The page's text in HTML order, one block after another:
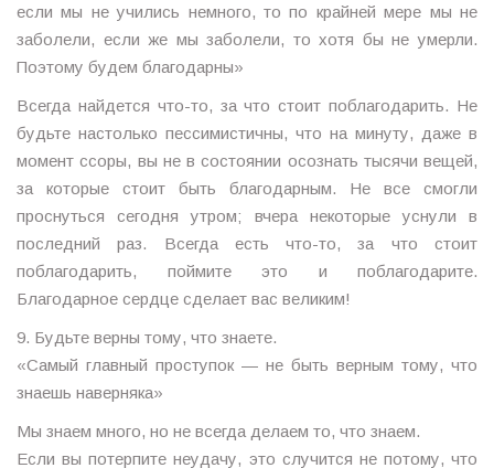
если мы не учились немного, то по крайней мере мы не
заболели, если же мы заболели, то хотя бы не умерли.
Поэтому будем благодарны»
Всегда найдется что-то, за что стоит поблагодарить. Не
будьте настолько пессимистичны, что на минуту, даже в
момент ссоры, вы не в состоянии осознать тысячи вещей,
за которые стоит быть благодарным. Не все смогли
проснуться сегодня утром; вчера некоторые уснули в
последний раз. Всегда есть что-то, за что стоит
поблагодарить, поймите это и поблагодарите.
Благодарное сердце сделает вас великим!
9. Будьте верны тому, что знаете.
«Самый главный проступок — не быть верным тому, что
знаешь наверняка»
Мы знаем много, но не всегда делаем то, что знаем.
Если вы потерпите неудачу, это случится не потому, что